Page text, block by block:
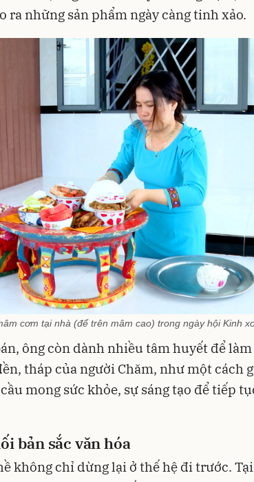
ra những sản phẩm ngày càng tinh xảo.
cơm tại nhà (để trên mâm cao) trong ngày hội Kinh
ông còn dành nhiều tâm huyết để
tháp của người Chăm, như một cách
mong sức khỏe, sự sáng tạo để tiếp
bản sắc văn hóa
không chỉ dừng lại ở thế hệ đi trước.